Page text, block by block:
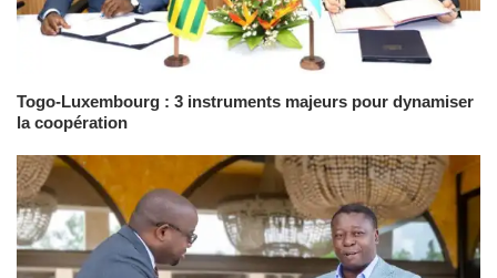
Togo-Luxembourg : 3 instruments majeurs pour dynamiser
la coopération